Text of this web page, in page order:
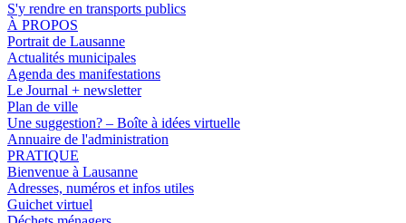
S'y rendre en transports publics
À PROPOS
Portrait de Lausanne
Actualités municipales
Agenda des manifestations
Le Journal + newsletter
Plan de ville
Une suggestion? – Boîte à idées virtuelle
Annuaire de l'administration
PRATIQUE
Bienvenue à Lausanne
Adresses, numéros et infos utiles
Guichet virtuel